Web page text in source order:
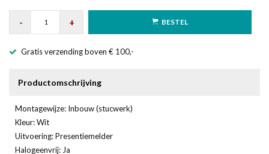
- + BESTEL
Gratis verzending boven € 100,-
Productomschrijving
Montagewijze: Inbouw (stucwerk)
Kleur: Wit
Uitvoering: Presentiemelder
Halogeenvrij: Ja